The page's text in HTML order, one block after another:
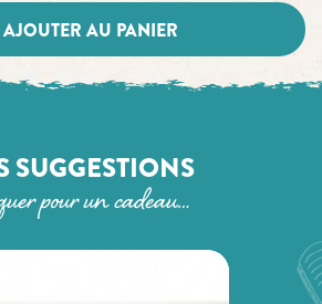
AJOUTER AU PANIER
SUGGESTIONS
pour un cadeau…